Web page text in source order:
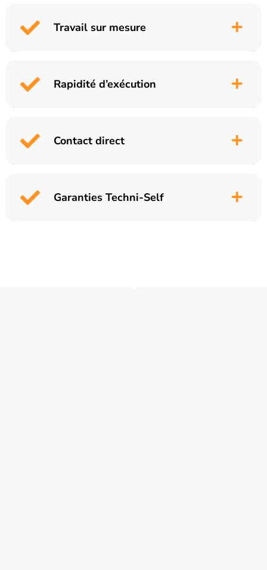
Travail sur mesure
Rapidité d’exécution
Contact direct
Garanties Techni-Self